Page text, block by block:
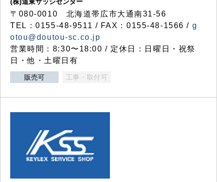
〒080-0010 北海道帯広市大通南31-56
TEL：0155-48-9511 / FAX：0155-48-1566 / g
otou@doutou-sc.co.jp
営業時間：8:30〜18:00 / 定休日：日曜日・祝祭
日・他・土曜日有
販売可 工事・取付可